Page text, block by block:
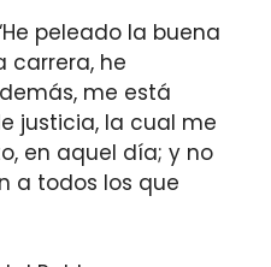
peleado la buena
carrera, he
me está
justicia, la cual me
en aquel día; y no
a todos los que